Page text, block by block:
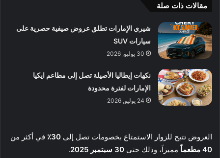
مقالات ذات صلة
شيري الإمارات تطلق عروض صيفية حصرية على
سيارات SUV
30 يوليو, 2026
نكهات إيطاليا الأصيلة تصل إلى مطاعم ايكيا
الإمارات لفترة محدودة
24 يوليو, 2026
العروض تتيح للزوار الاستمتاع بخصومات تصل إلى 30٪
في أكثر من
40 مطعماً
مميزاً، وذلك حتى 30 سبتمبر 2025 .